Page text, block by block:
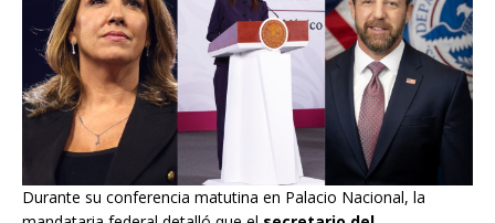
Durante su conferencia matutina en Palacio Nacional, la